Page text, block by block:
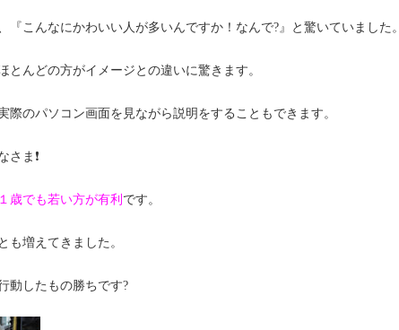
こんなにかわいい人が多いんですか！なんで?』と驚いていました。
んどの方がイメージとの違いに驚きます。
のパソコン画面を見ながら説明をすることもできます。
さま❗
歳でも若い方が有利 です。
も増えてきました。
動したもの勝ちです?